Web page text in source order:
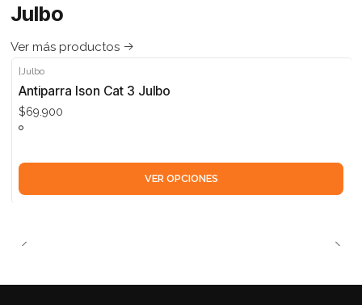
Julbo
Ver más productos
|Julbo
Antiparra Ison Cat 3 Julbo
$69.900
VER OPCIONES